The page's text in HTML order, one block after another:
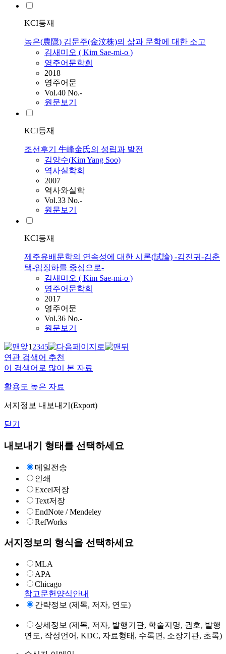
KCI등재
농은(農隱) 김문주(金汶株)의 삶과 문학에 대한 소고
김새미오 ( Kim Sae-mi-o )
영주어문학회
2018
영주어문
Vol.40 No.-
원문보기
KCI등재
조선후기 牛峰金氏의 성립과 발전
김양수(KimYang Soo)
역사실학회
2007
역사와실학
Vol.33 No.-
원문보기
KCI등재
제주유배문학의 연속성에 대한 시론(試論) -김진귀-김춘
택-임징하를 중심으로-
김새미오 ( Kim Sae-mi-o )
영주어문학회
2017
영주어문
Vol.36 No.-
원문보기
12345
연관 검색어 추천
이 검색어로 많이 본 자료
활용도 높은 자료
서지정보 내보내기(Export)
닫기
내보내기 형태를 선택하세요
메일전송
인쇄
Excel저장
Text저장
EndNote / Mendeley
RefWorks
서지정보의 형식을 선택하세요
MLA
APA
Chicago
참고문헌양식안내
간략정보 (제목, 저자, 연도)
상세정보 (제목, 저자, 발행기관, 학술지명, 권호, 발행
연도, 작성언어, KDC, 자료형태, 수록면, 소장기관, 초록)